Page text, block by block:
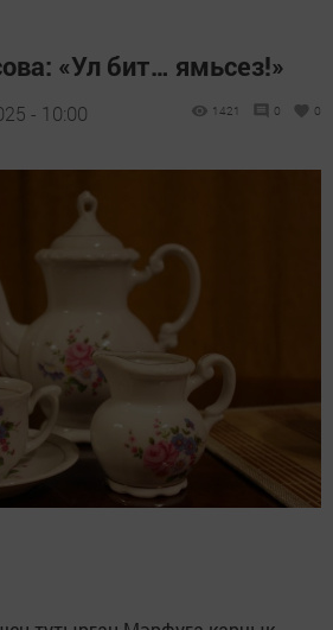
«Ул бит… ямьсез!»
- 10:00 1421 0 0